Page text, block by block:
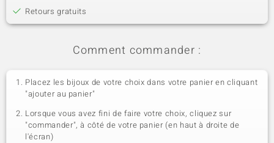
Retours gratuits
Comment commander :
Placez les bijoux de votre choix dans votre panier en cliquant
"ajouter au panier"
Lorsque vous avez fini de faire votre choix, cliquez sur
"commander", à côté de votre panier (en haut à droite de
l'écran)